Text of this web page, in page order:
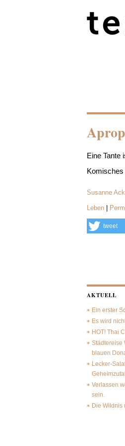
Eine Tante
Komisches
Susanne
Leben
tweet
AKTUELL
Ein erster
Es wird
HOT! Thai
Städtereise
blauen
Lecker-
Verlassen
sein.
Die Wildnis